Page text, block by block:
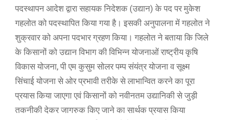
पदस्थापन आदेश द्वारा सहायक निदेशक (उद्यान) के पद पर मुकेश
गहलोत को पदस्थापित किया गया है। इसकी अनुपालना में गहलोत ने
शुक्रवार को अपना पदभार ग्रहण किया। गहलोत ने बताया कि जिले
के किसानों को उद्यान विभाग की विभिन्न योजनाओं राष्ट्रीय कृषि
विकास योजना, पी एम कुसुम सोलर पम्प संयंत्र योजना व सूक्ष्म
सिंचाई योजना से ओर प्रभावी तरीके से लाभान्वित करने का पूरा
प्रयास किया जाएगा एवं किसानों को नवीनतम उद्यानिकी से जुड़ी
तकनीकी देकर जागरुक किए जाने का सार्थक प्रयास किया